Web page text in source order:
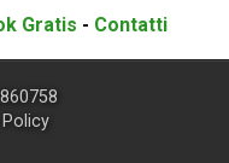
Gratis - Contatti